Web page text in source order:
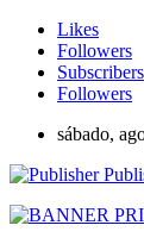
Likes
Followers
Subscribers
Followers
sábado,